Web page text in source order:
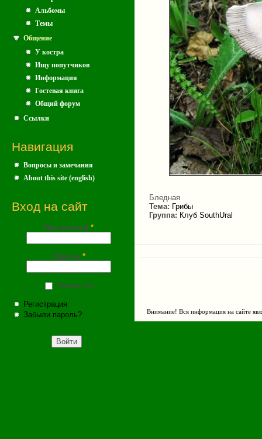
Альбомы
Темы
Общение
У костра
Ищу попутчиков
Информация
Гостевая книга
Общий форум
Ссылки
Навигация
Вопросы и замечания
About this site (english)
Вход на сайт
Имя (почта) *
Пароль *
Запомнить
Регистрация
Забыли пароль?
Бледная
Тема: Грибы
Группа: Клуб SouthUral
Внимание! Вся информация на сайте